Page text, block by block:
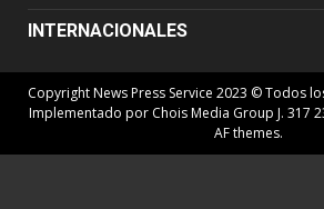
INTERNACIONALES
Copyright News Press Service 2023 © Todos
Implementado por Chois Media Group J. 317
AF themes.